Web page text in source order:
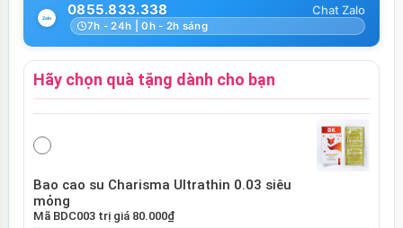
0855.833.338
7h - 24h | 0h - 2h sáng
Hãy chọn quà tặng dành cho bạn
Bao cao su Charisma Ultrathin 0.03 siêu
mỏng
Mã BDC003trị giá 80.000₫